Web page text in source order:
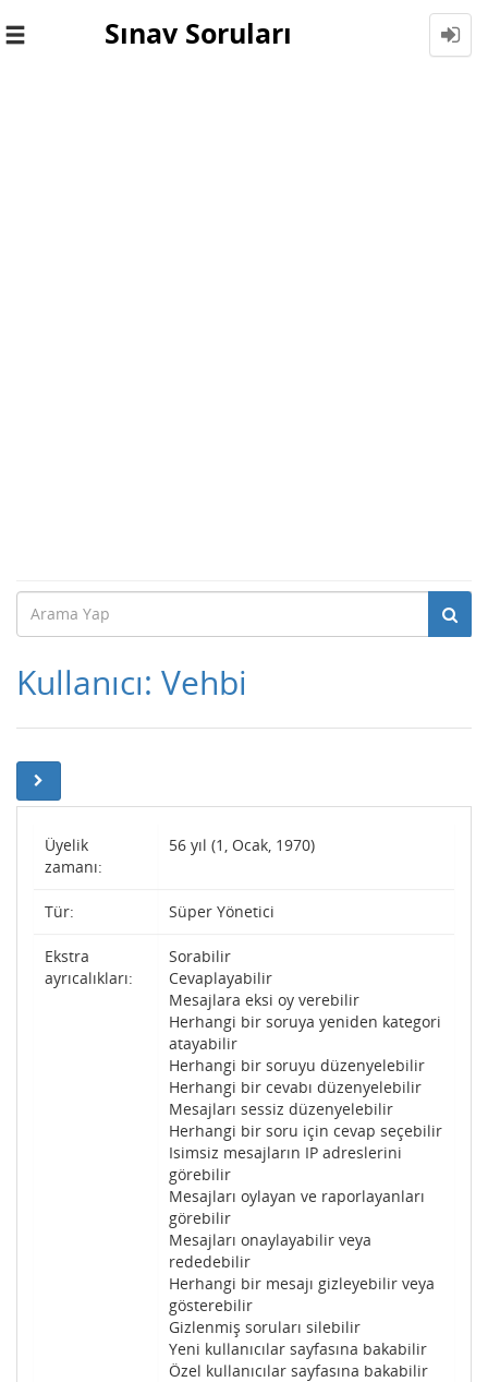
Toggle
Sınav Soruları
Kullanıcı: Vehbi
Üyelik
zamanı:
56 yıl (1, Ocak, 1970)
Tür: Süper Yönetici
Ekstra
ayrıcalıkları:
Sorabilir
Cevaplayabilir
Mesajlara eksi oy verebilir
Herhangi bir soruya yeniden kategori
atayabilir
Herhangi bir soruyu düzenyelebilir
Herhangi bir cevabı düzenyelebilir
Mesajları sessiz düzenyelebilir
Herhangi bir soru için cevap seçebilir
Isimsiz mesajların IP adreslerini
görebilir
Mesajları oylayan ve raporlayanları
görebilir
Mesajları onaylayabilir veya
rededebilir
Herhangi bir mesajı gizleyebilir veya
gösterebilir
Gizlenmiş soruları silebilir
Yeni kullanıcılar sayfasına bakabilir
Özel kullanıcılar sayfasına bakabilir